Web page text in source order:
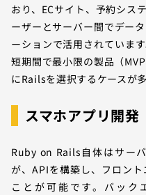
おり、ECサイト、予約シス
ーザーとサーバー間でデー
ーションで活用されていま
短期間で最小限の製品（
にRailsを選択するケースが
スマホアプリ開発
Ruby on Rails自体はサー
が、APIを構築し、フロン
ことが可能です。バック